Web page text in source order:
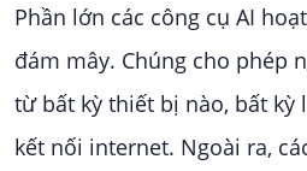
Phần lớn các công cụ AI
đám mây. Chúng cho phép
từ bất kỳ thiết bị nào, bất kỳ
kết nối internet. Ngoài ra,